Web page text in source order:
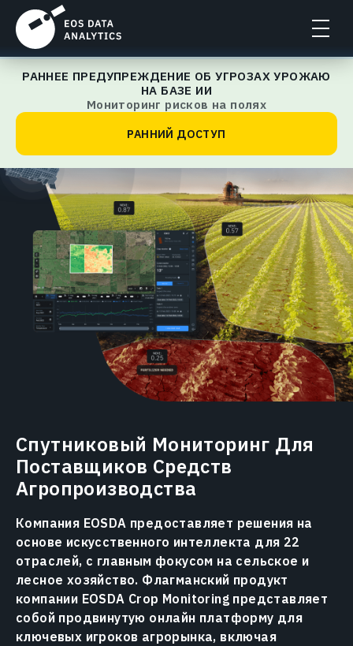
РАННЕЕ ПРЕДУПРЕЖДЕНИЕ ОБ УГРОЗАХ УРОЖАЮ
НА БАЗЕ ИИ
Мониторинг рисков на полях
РАННИЙ ДОСТУП
EOSDA Crop Monitoring
Спутниковый Мониторинг Для
Поставщиков Средств
Агропроизводства
Компания EOSDA предоставляет решения на
основе искусственного интеллекта для 22
отраслей, с главным фокусом на сельское и
лесное хозяйство. Флагманский продукт
компании EOSDA Crop Monitoring представляет
собой продвинутую онлайн платформу для
ключевых игроков агрорынка, включая